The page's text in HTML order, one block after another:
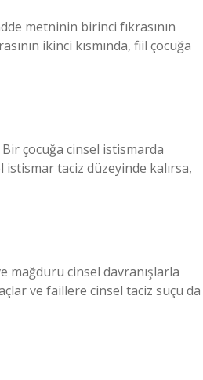
metninin birinci fıkrasının
ikinci kısmında, fiil çocuğa
çocuğa cinsel istismarda
istismar taciz düzeyinde kalırsa,
mağduru cinsel davranışlarla
ve faillere cinsel taciz suçu da